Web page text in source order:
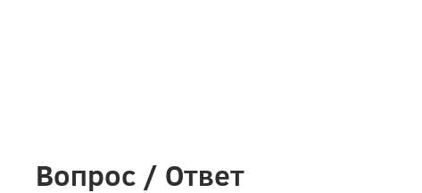
Вопрос / Ответ